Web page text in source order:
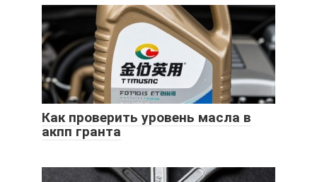
Как проверить уровень масла в
акпп гранта